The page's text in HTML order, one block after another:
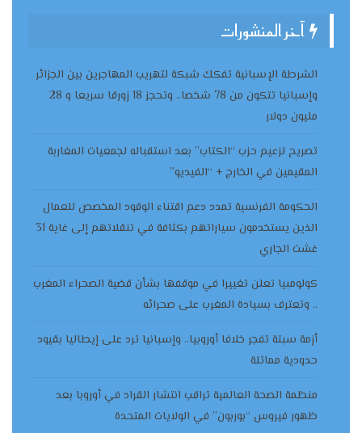
آخر المنشورات
الشرطة الإسبانية تفكك شبكة لتهريب المهاجرين بين الجزائر
وإسبانيا تتكون من 78 شخصا.. وتحجز 18 زورقا سريعا و 28
مليون دولار
تصريح لزعيم حزب “الكتاب” بعد استقباله لجمعيات المغاربة
المقيمين في الخارج + “الفيديو”
الحكومة الفرنسية تمدد دعم اقتناء الوقود المخصص للعمال
الذين يستخدمون سياراتهم بكثافة في تنقلاتهم إلى غاية 31
غشت الجاري
كولومبيا تعلن تغييرا في موقفها بشأن قضية الصحراء المغرب
.. وتعترف بسيادة المغرب على صحرائه
أزمة سبتة تفجر خلافا أوروبيا.. وإسبانيا ترد على إيطاليا بقيود
حدودية مماثلة
منظمة الصحة العالمية تراقب انتشار القراد في أوروبا بعد
ظهور فيروس “بوربون” في الولايات المتحدة